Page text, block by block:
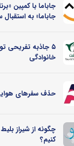
جاباما با کمپین
جاباما» به
۵ جاذبه تفریحی
خانوادگی
حذف سفرهای
چگونه از شیراز
کنیم؟